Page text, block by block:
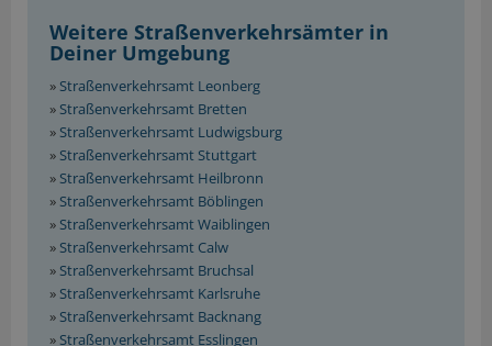
Weitere Straßenverkehrsämter in
Deiner Umgebung
» Straßenverkehrsamt Leonberg
» Straßenverkehrsamt Bretten
» Straßenverkehrsamt Ludwigsburg
» Straßenverkehrsamt Stuttgart
» Straßenverkehrsamt Heilbronn
» Straßenverkehrsamt Böblingen
» Straßenverkehrsamt Waiblingen
» Straßenverkehrsamt Calw
» Straßenverkehrsamt Bruchsal
» Straßenverkehrsamt Karlsruhe
» Straßenverkehrsamt Backnang
» Straßenverkehrsamt Esslingen